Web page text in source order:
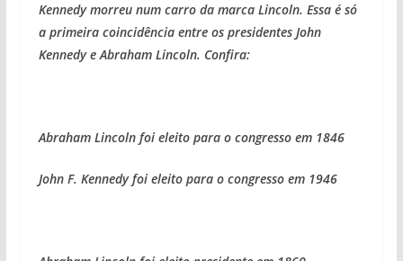
Kennedy morreu num carro da marca Lincoln. Essa é só
a primeira coincidência entre os presidentes John
Kennedy e Abraham Lincoln. Confira:
Abraham Lincoln foi eleito para o congresso em 1846
John F. Kennedy foi eleito para o congresso em 1946